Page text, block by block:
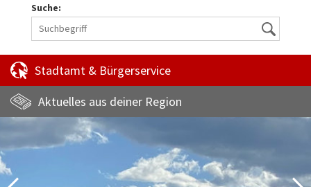
Suche:
Suche
Stadtamt & Bürgerservice
Aktuelles aus deiner Region